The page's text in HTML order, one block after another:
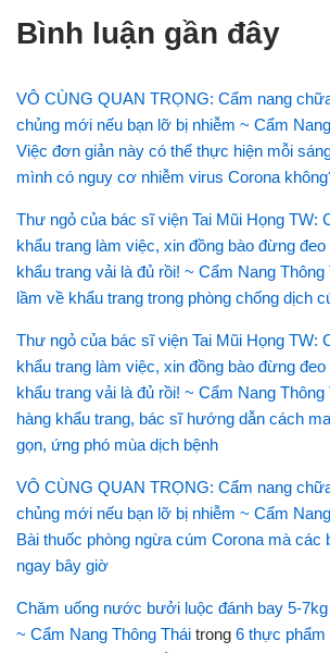
Bình luận gần đây
VÔ CÙNG QUAN TRỌNG: Cẩm nang
chủng mới nếu bạn lỡ bị nhiễm ~ Cẩm
Việc đơn giản này có thể thực hiện mỗi
mình có nguy cơ nhiễm virus Corona
Thư ngỏ của bác sĩ viện Tai Mũi Họng TW:
khẩu trang làm việc, xin đồng bào đừng
khẩu trang vải là đủ rồi! ~ Cẩm Nang Thông
lầm về khẩu trang trong phòng chống dịch
Thư ngỏ của bác sĩ viện Tai Mũi Họng TW:
khẩu trang làm việc, xin đồng bào đừng
khẩu trang vải là đủ rồi! ~ Cẩm Nang Thông
hàng khẩu trang, bác sĩ hướng dẫn cách
gọn, ứng phó mùa dịch bệnh
VÔ CÙNG QUAN TRỌNG: Cẩm nang
chủng mới nếu bạn lỡ bị nhiễm ~ Cẩm
Bài thuốc phòng ngừa cúm Corona mà các
ngay bây giờ
Chăm uống nước bưởi luộc đánh bay 5-
~ Cẩm Nang Thông Thái trong 6 thực phẩm